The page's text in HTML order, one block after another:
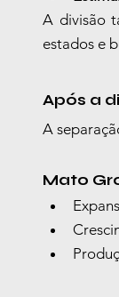
A divisão
estados e
Após a
A
Mato